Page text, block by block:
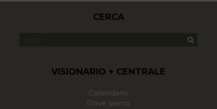
CERCA
VISIONARIO + CENTRALE
Calendario
Dove siamo